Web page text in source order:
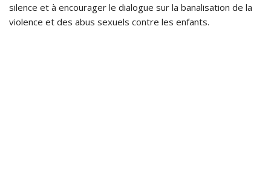
silence et à encourager le dialogue sur la banalisation de la
violence et des abus sexuels contre les enfants.